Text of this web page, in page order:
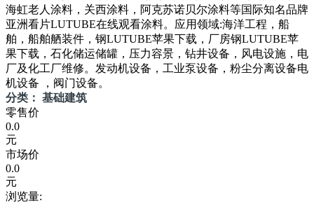
海虹老人涂料，关西涂料，阿克苏诺贝尔涂料等国际知名品牌
亚洲看片LUTUBE在线观看涂料。应用领域:海洋工程，船
舶，船舶舾装件，钢LUTUBE苹果下载，厂房钢LUTUBE苹
果下载，石化储运储罐，压力容景，钻井设备，风电设施，电
厂及化工厂维修。发动机设备，工业泵设备，粉尘分离设备电
机设备 ，阀门设备。
分类： 基础建筑
零售价
0.0
元
市场价
0.0
元
浏览量: